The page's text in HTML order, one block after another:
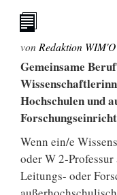
von Redaktion WIM'O
Gemeinsame
Hochschulen und
Wenn ein/e
oder W 2-
Leitungs- oder